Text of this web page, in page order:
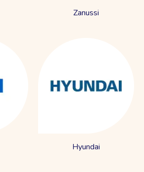
Zanussi
Hyundai